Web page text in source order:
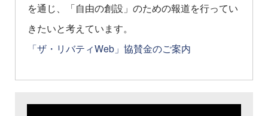
を通じ、「自由の創設」のための報道を行ってい
きたいと考えています。
「ザ・リバティWeb」協賛金のご案内